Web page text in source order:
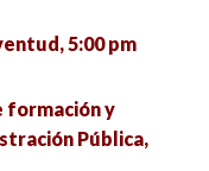
de los
pm
5:00 pm
formación y
Pública,